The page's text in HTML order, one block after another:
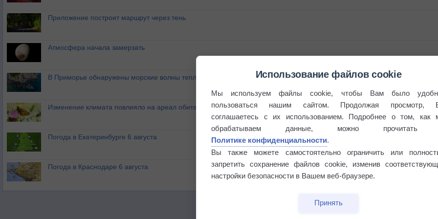
Приложение построит маршрут через тень
Атмосфера начала замерзать
В Приморье обнаружены морские волны тепла
Изменение климата повлияло на ареал обитания бабочек
Погода в Екатеринбурге 6 августа
Погода в Краснодаре 6 августа
Использование файлов cookie
Мы используем файлы cookie, чтобы Вам было
пользоваться нашим сайтом. Продолжая просмотр,
соглашаетесь с их использованием. Подробнее о том, как
обрабатываем данные, можно прочитать
Политике конфиденциальности.
Вы также можете самостоятельно ограничить или
запретить сохранение файлов cookie, изменив
настройки безопасности в Вашем веб-браузере.
Принять